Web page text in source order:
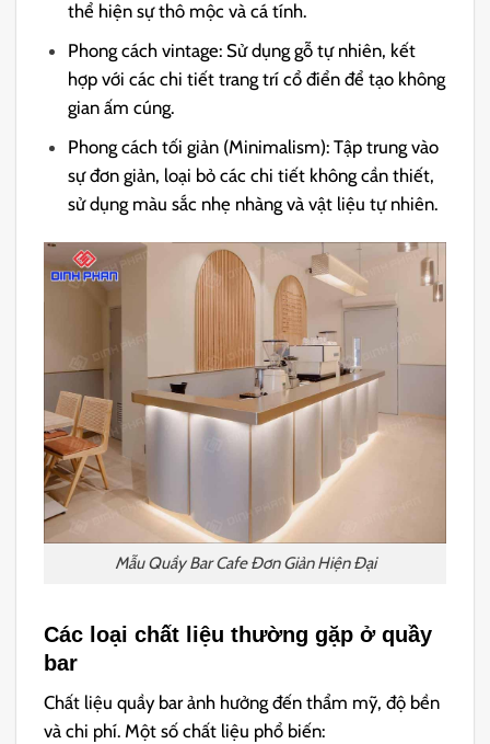
thể hiện sự thô mộc và cá tính.
Phong cách vintage: Sử dụng gỗ tự nhiên, kết
hợp với các chi tiết trang trí cổ điển để tạo không
gian ấm cúng.
Phong cách tối giản (Minimalism): Tập trung vào
sự đơn giản, loại bỏ các chi tiết không cần thiết,
sử dụng màu sắc nhẹ nhàng và vật liệu tự nhiên.
Mẫu Quầy Bar Cafe Đơn Giản Hiện Đại
Các loại chất liệu thường gặp ở quầy
bar
Chất liệu quầy bar ảnh hưởng đến thẩm mỹ, độ bền
và chi phí. Một số chất liệu phổ biến: